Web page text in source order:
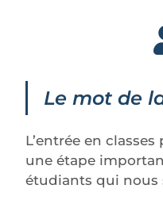
Le mot de
L’entrée en
une étape
étudiants qui nous